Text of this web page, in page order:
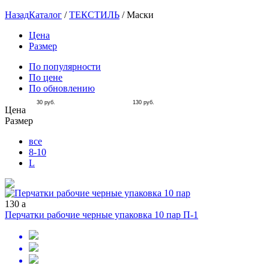
НазадКаталог /ТЕКСТИЛЬ /Маски
Цена
Размер
По популярности
По цене
По обновлению
Цена
30 руб. 130 руб.
Размер
все
8-10
L
130 a
Перчатки рабочие черные упаковка 10 пар П-1